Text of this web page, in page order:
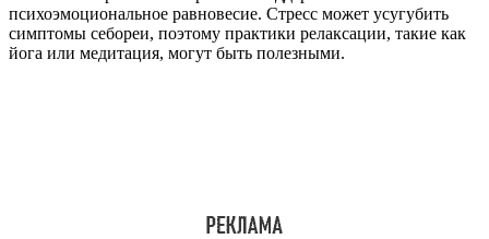
психоэмоциональное равновесие. Стресс может усугубить
симптомы себореи, поэтому практики релаксации, такие как
йога или медитация, могут быть полезными.